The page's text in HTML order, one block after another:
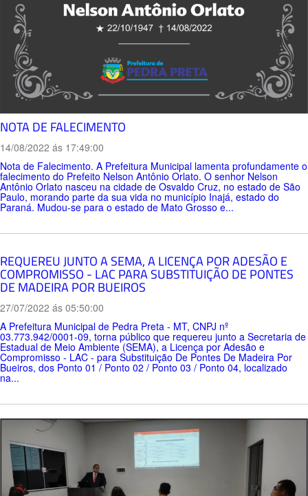
NOTA DE FALECIMENTO
14/08/2022 ás 17:49:00
Nota de Falecimento. A Prefeitura Municipal lamenta profundamente o
falecimento do Prefeito Nelson Antônio Orlato. O senhor Nelson
Antônio Orlato nasceu na cidade de Osvaldo Cruz, no estado de São
Paulo, morando parte da sua vida no município Inajá, estado do
Paraná. Mudou-se para o estado de Mato Grosso e...
REQUEREU JUNTO A SEMA, A LICENÇA POR ADESÃO E
COMPROMISSO - LAC PARA SUBSTITUIÇÃO DE PONTES
DE MADEIRA POR BUEIROS
27/07/2022 ás 05:50:00
A Prefeitura Municipal de Pedra Preta - MT, CNPJ nº
03.773.942/0001-09, torna público que requereu junto a Secretaria de
Estadual de Meio Ambiente (SEMA), a Licença por Adesão e
Compromisso - LAC - para Substituição De Pontes De Madeira Por
Bueiros, dos Ponto 01 / Ponto 02 / Ponto 03 / Ponto 04, localizado
na...